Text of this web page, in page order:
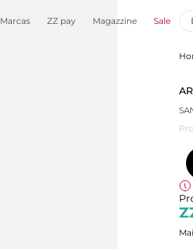
Marcas ZZ pay Magazzine Sale